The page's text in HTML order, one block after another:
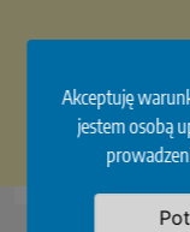
Akceptuję
jestem osobą